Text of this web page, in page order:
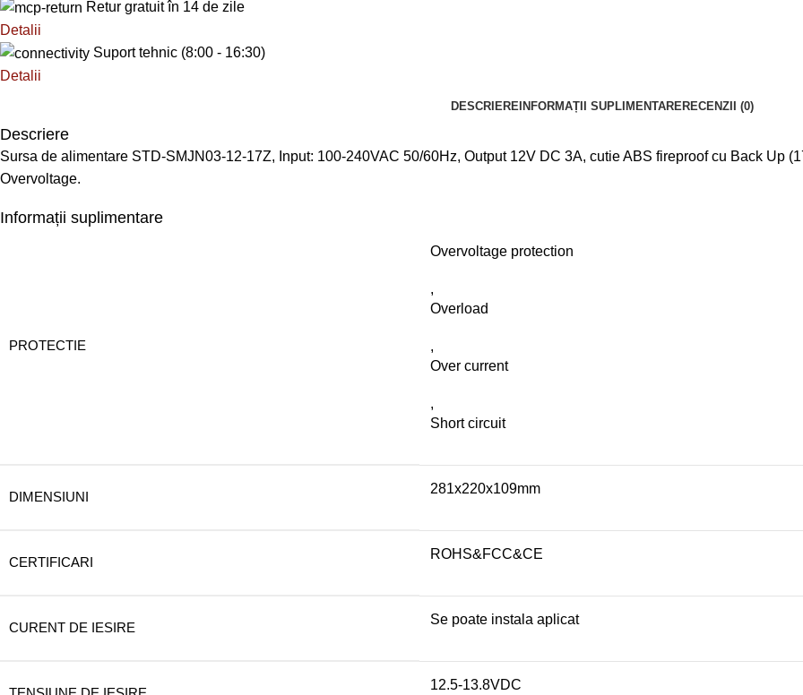
Retur gratuit în 14 de zile
Detalii
Suport tehnic (8:00 - 16:30)
Detalii
DESCRIERE INFORMAȚII SUPLIMENTARE RECENZII (0)
Descriere
Sursa de alimentare STD-SMJN03-12-17Z, Input: 100-240VAC 50/60Hz, Output 12V DC 3A, cutie ABS fireproof cu Back Up
Overvoltage.
Informații suplimentare
PROTECTIE
Overvoltage protection
,
Overload
,
Over current
,
Short circuit
DIMENSIUNI
281x220x109mm
CERTIFICARI
ROHS&FCC&CE
CURENT DE IESIRE
Se poate instala aplicat
12.5-13.8VDC